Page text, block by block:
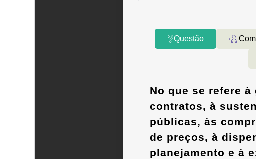
Questão
No que se refere
contratos, à
públicas, às
de preços, à
planejamento e à